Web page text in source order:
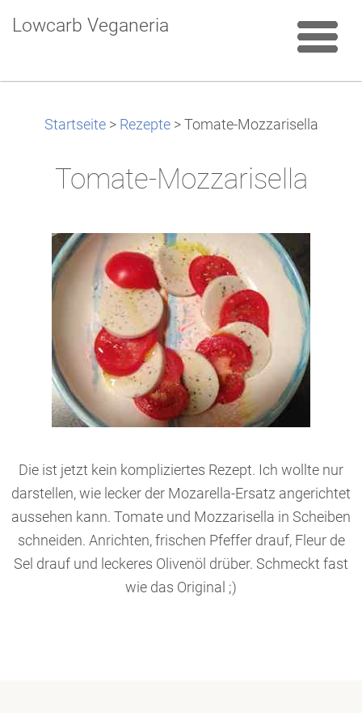
Lowcarb Veganeria
Startseite > Rezepte > Tomate-Mozzarisella
Tomate-Mozzarisella
Die ist jetzt kein kompliziertes Rezept. Ich wollte nur
darstellen, wie lecker der Mozarella-Ersatz angerichtet
aussehen kann. Tomate und Mozzarisella in Scheiben
schneiden. Anrichten, frischen Pfeffer drauf, Fleur de
Sel drauf und leckeres Olivenöl drüber. Schmeckt fast
wie das Original ;)